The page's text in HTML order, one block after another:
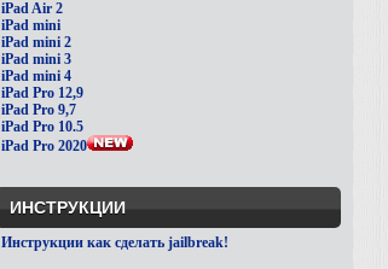
iPad Air 2
iPad mini
iPad mini 2
iPad mini 3
iPad mini 4
iPad Pro 12,9
iPad Pro 9,7
iPad Pro 10.5
iPad Pro 2020
ИНСТРУКЦИИ
Инструкции как сделать jailbreak!